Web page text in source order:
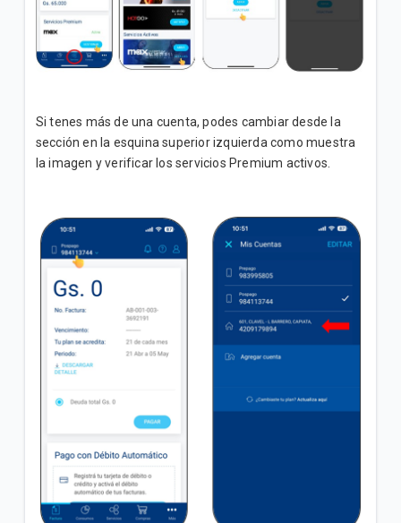
Si tenes más de una cuenta, podes cambiar desde la
sección en la esquina superior izquierda como muestra
la imagen y verificar los servicios Premium activos.